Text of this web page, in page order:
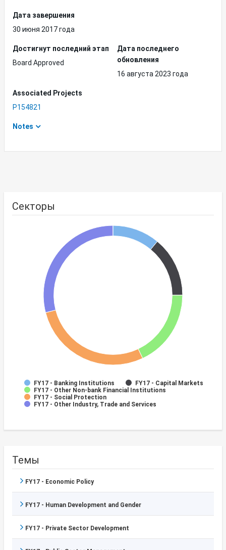
Дата завершения
30 июня 2017 года
Достигнут последний этап
Board Approved
Дата последнего
обновления
16 августа 2023 года
Associated Projects
P154821
Notes
Секторы
FY17 - Banking Institutions
FY17 - Capital Markets
FY17 - Other Non-bank Financial Institutions
FY17 - Social Protection
FY17 - Other Industry, Trade and Services
Темы
FY17 - Economic Policy
FY17 - Human Development and Gender
FY17 - Private Sector Development